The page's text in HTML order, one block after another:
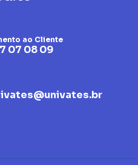
ao Cliente
07 08 09